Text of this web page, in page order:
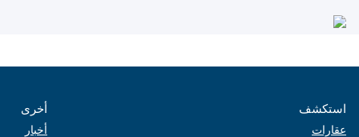
استكشف
عقارات
أخرى
أخبار